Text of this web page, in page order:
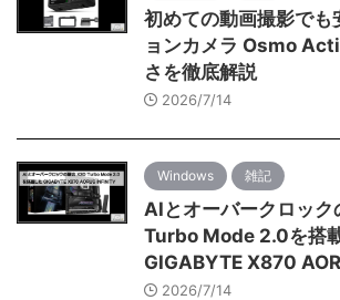
初めての動画撮影でも
ョンカメラ Osmo
さを徹底解説
2026/7/14
Windows 雑記
AIとオーバークロック
Turbo Mode 2.0を搭
GIGABYTE X870
2026/7/14